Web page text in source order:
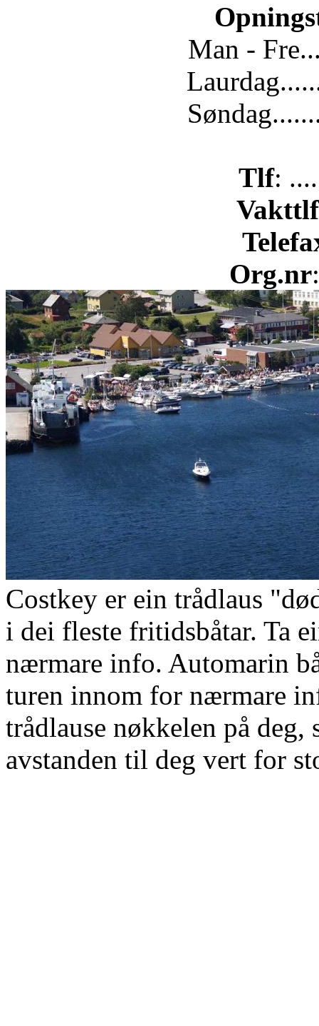
Man -
Tlf:
Vakttlf
Org.nr
Costkey er ein trådlaus
i dei fleste fritidsbåtar. Ta
nærmare info. Automarin
turen innom for nærmare
trådlause nøkkelen på
avstanden til deg vert for